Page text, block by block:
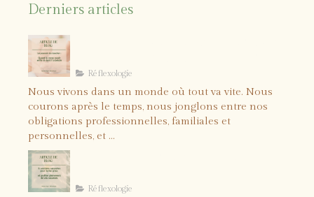
Derniers articles
besoin
Réflexologie
Nous vivons dans un monde où tout va vite. Nous
courons après le temps, nous jonglons entre nos
obligations professionnelles, familiales et
personnelles, et ...
pleinement de vos vacances
Réflexologie